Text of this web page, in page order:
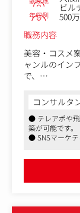
ビル
年収例
500
職務内容
美容・コスメ
ャンルのイン
で、
しSNSでPR
の商流を一気
＜具体的には＞
運営体制はフ
注、運用まで
コンサルタ
● テレアポや
築が可能です。
● SNSマーケ
した環境が整